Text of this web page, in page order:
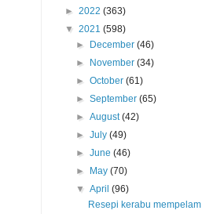
► 2022 (363)
▼ 2021 (598)
►
December(46)
►
November(34)
►October(61)
►September(65)
►August(42)
►July(49)
►June(46)
►
May(70)
▼April(96)
Resepi kerabu mempelam